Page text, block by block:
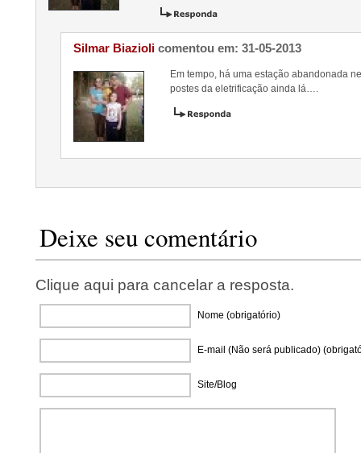
Silmar Biazioli comentou em: 31-05-2013
Em tempo, há uma estação abandonada
postes da eletrificação ainda lá….
Deixe seu comentário
Clique aqui para cancelar a resposta.
Nome (obrigatório)
E-mail (Não será publicado)
Site/Blog